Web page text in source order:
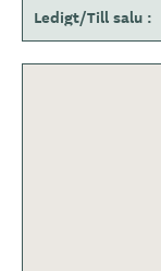
Ledigt/Till salu